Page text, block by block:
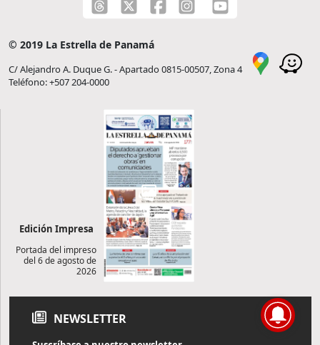
© 2019 La Estrella de Panamá
C/ Alejandro A. Duque G. - Apartado 0815-00507, Zona 4
Teléfono: +507 204-0000
Edición Impresa
Portada del impreso
del 6 de agosto de
2026
NEWSLETTER